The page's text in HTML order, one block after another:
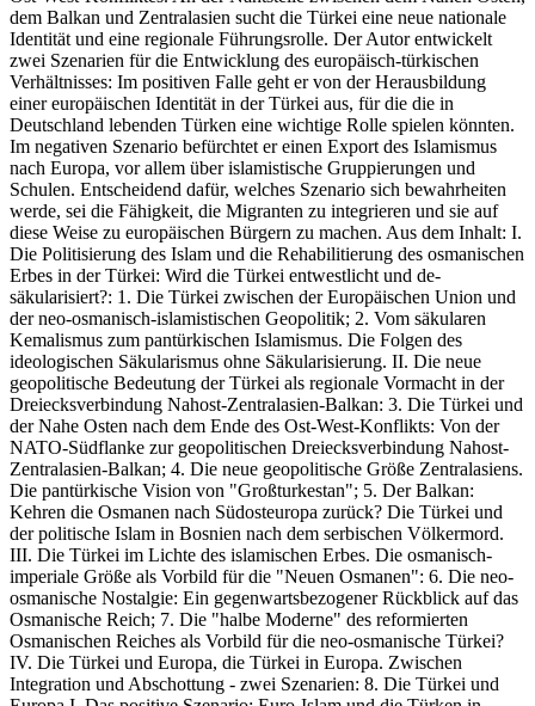
dem Balkan und Zentralasien sucht die Türkei eine neue nationale
Identität und eine regionale Führungsrolle. Der Autor entwickelt
zwei Szenarien für die Entwicklung des europäisch-türkischen
Verhältnisses: Im positiven Falle geht er von der Herausbildung
einer europäischen Identität in der Türkei aus, für die die in
Deutschland lebenden Türken eine wichtige Rolle spielen könnten.
Im negativen Szenario befürchtet er einen Export des Islamismus
nach Europa, vor allem über islamistische Gruppierungen und
Schulen. Entscheidend dafür, welches Szenario sich bewahrheiten
werde, sei die Fähigkeit, die Migranten zu integrieren und sie auf
diese Weise zu europäischen Bürgern zu machen. Aus dem Inhalt: I.
Die Politisierung des Islam und die Rehabilitierung des osmanischen
Erbes in der Türkei: Wird die Türkei entwestlicht und de-
säkularisiert?: 1. Die Türkei zwischen der Europäischen Union und
der neo-osmanisch-islamistischen Geopolitik; 2. Vom säkularen
Kemalismus zum pantürkischen Islamismus. Die Folgen des
ideologischen Säkularismus ohne Säkularisierung. II. Die neue
geopolitische Bedeutung der Türkei als regionale Vormacht in der
Dreiecksverbindung Nahost-Zentralasien-Balkan: 3. Die Türkei und
der Nahe Osten nach dem Ende des Ost-West-Konflikts: Von der
NATO-Südflanke zur geopolitischen Dreiecksverbindung Nahost-
Zentralasien-Balkan; 4. Die neue geopolitische Größe Zentralasiens.
Die pantürkische Vision von "Großturkestan"; 5. Der Balkan:
Kehren die Osmanen nach Südosteuropa zurück? Die Türkei und
der politische Islam in Bosnien nach dem serbischen Völkermord.
III. Die Türkei im Lichte des islamischen Erbes. Die osmanisch-
imperiale Größe als Vorbild für die "Neuen Osmanen": 6. Die neo-
osmanische Nostalgie: Ein gegenwartsbezogener Rückblick auf das
Osmanische Reich; 7. Die "halbe Moderne" des reformierten
Osmanischen Reiches als Vorbild für die neo-osmanische Türkei?
IV. Die Türkei und Europa, die Türkei in Europa. Zwischen
Integration und Abschottung - zwei Szenarien: 8. Die Türkei und